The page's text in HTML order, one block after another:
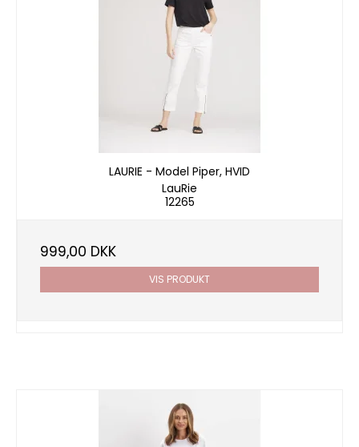
LAURIE - Model Piper, HVID
LauRie
12265
999,00 DKK
VIS PRODUKT